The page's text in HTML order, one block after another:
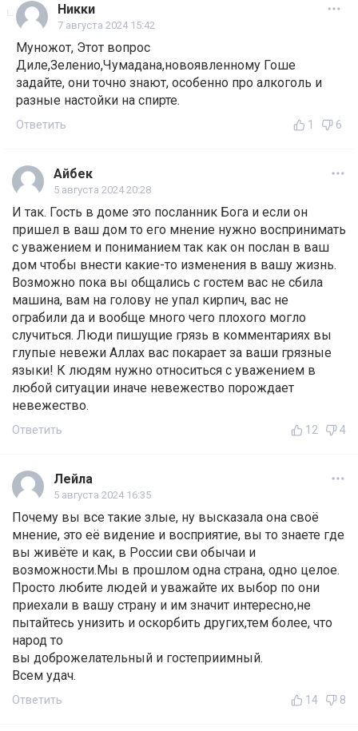
Никки
7 августа 2024 15:42
Муножот, Этот вопрос
Диле,Зеленио,Чумадана,новоявленному Гоше
задайте, они точно знают, особенно про алкоголь и
разные настойки на спирте.
Ответить 1 6
Айбек
5 августа 2024 20:28
И так. Гость в доме это посланник Бога и если он
пришел в ваш дом то его мнение нужно воспринимать
с уважением и пониманием так как он послан в ваш
дом чтобы внести какие-то изменения в вашу жизнь.
Возможно пока вы общались с гостем вас не сбила
машина, вам на голову не упал кирпич, вас не
ограбили да и вообще много чего плохого могло
случиться. Люди пишущие грязь в комментариях вы
глупые невежи Аллах вас покарает за ваши грязные
языки! К людям нужно относиться с уважением в
любой ситуации иначе невежество порождает
невежество.
Ответить 12 4
Лейла
5 августа 2024 16:35
Почему вы все такие злые, ну высказала она своё
мнение, это её видение и восприятие, вы то знаете где
вы живёте и как, в России сви обычаи и
возможности.Мы в прошлом одна страна, одно целое.
Просто любите людей и уважайте их выбор по они
приехали в вашу страну и им значит интересно,не
пытайтесь унизить и оскорбить других,тем более, что
народ то
вы доброжелательный и гостеприимный.
Всем удач.
Ответить 14 8